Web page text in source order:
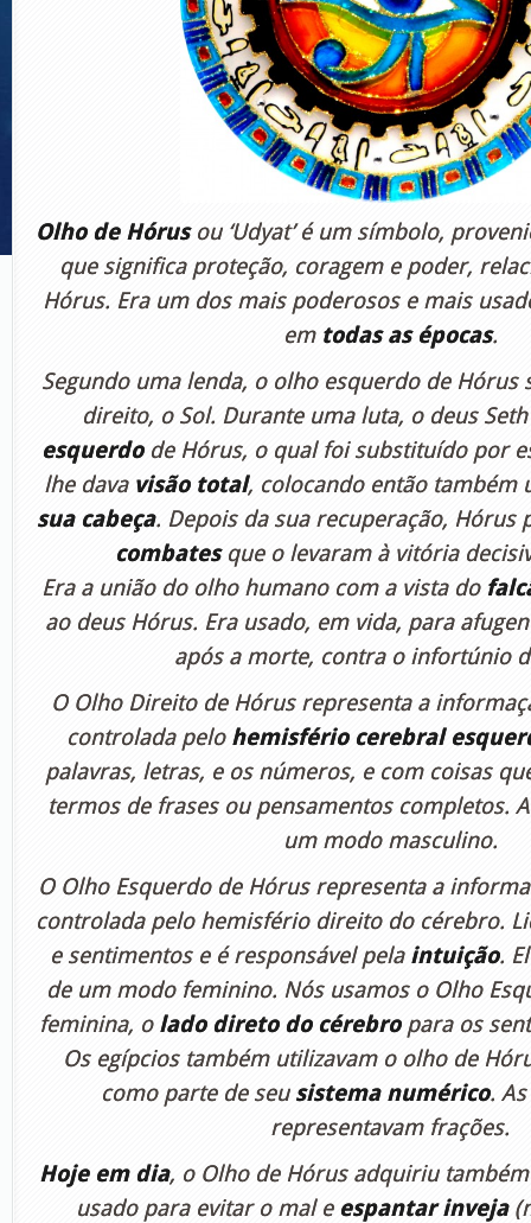
Olho de Hórusou ‘Udyat’ é um símbolo,
que significa proteção, coragem e poder,
Hórus. Era um dos mais poderosos e mais
emtodas as épocas.
Segundo uma lenda, o olho esquerdo de Hórus
direito, o Sol. Durante uma luta, o deus
esquerdode Hórus, o qual foi substituído por
lhe davavisão total, colocando então também
sua cabeça. Depois da sua recuperação, Hórus
combatesque o levaram à vitória
Era a união do olho humano com a vista do
ao deus Hórus. Era usado, em vida, para
após a morte, contra o infortúnio
O Olho Direito de Hórus representa a
controlada pelo hemisfério cerebral
palavras, letras, e os números, e com coisas
termos de frases ou pensamentos completos.
um modo masculino.
O Olho Esquerdo de Hórus representa a
controlada pelo hemisfério direito do cérebro.
e sentimentos e é responsável pela intuição.
de um modo feminino. Nós usamos o Olho
feminina, olado direto do cérebropara os
Os egípcios também utilizavam o olho de
como parte de seusistema numérico.
representavam frações.
Hoje em dia, o Olho de Hórus adquiriu
usado para evitar o mal eespantar inveja